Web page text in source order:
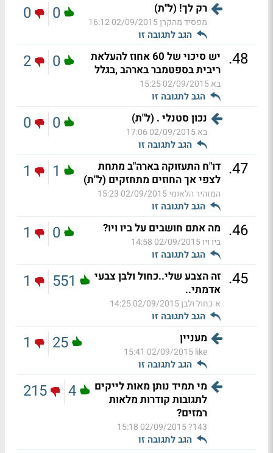
רק לך! (ל"ת)
מפסיד מהקרן02/09/2015 16:12
הגב לתגובה זו
0
0
48
.
יש סיכוי של 60 אחוז להעלאת
ריבית בספטמבר בארהב ,בגלל
בא02/09/2015 15:25
הגב לתגובה זו
0
2
נכון סטנלי . (ל"ת)
בא02/09/2015 17:06
הגב לתגובה זו
0
0
47
. דו"ח התעזוקה בארה"ב מתחת
לצפי אך החוזים מתחזקים (ל"ת)
המזהיר הלאומי02/09/2015 15:23
הגב לתגובה זו
1
1
46
. מה אתם חושבים על ביו ויו?
ביו ויו02/09/2015 14:58
הגב לתגובה זו
0
1
45
.
זה הצבע שלי..כחול ולבן צבעי
אדמתי..
א כחול ולבן02/09/2015 14:25
הגב לתגובה זו
551
1
מעניין
like
02/09/2015 15:41
הגב לתגובה זו
25
1
מי תמיד נותן מאות לייקים
לתגובות קודרות מלאות
רמזים?
143?
02/09/2015 15:18
הגב לתגובה זו
4
215